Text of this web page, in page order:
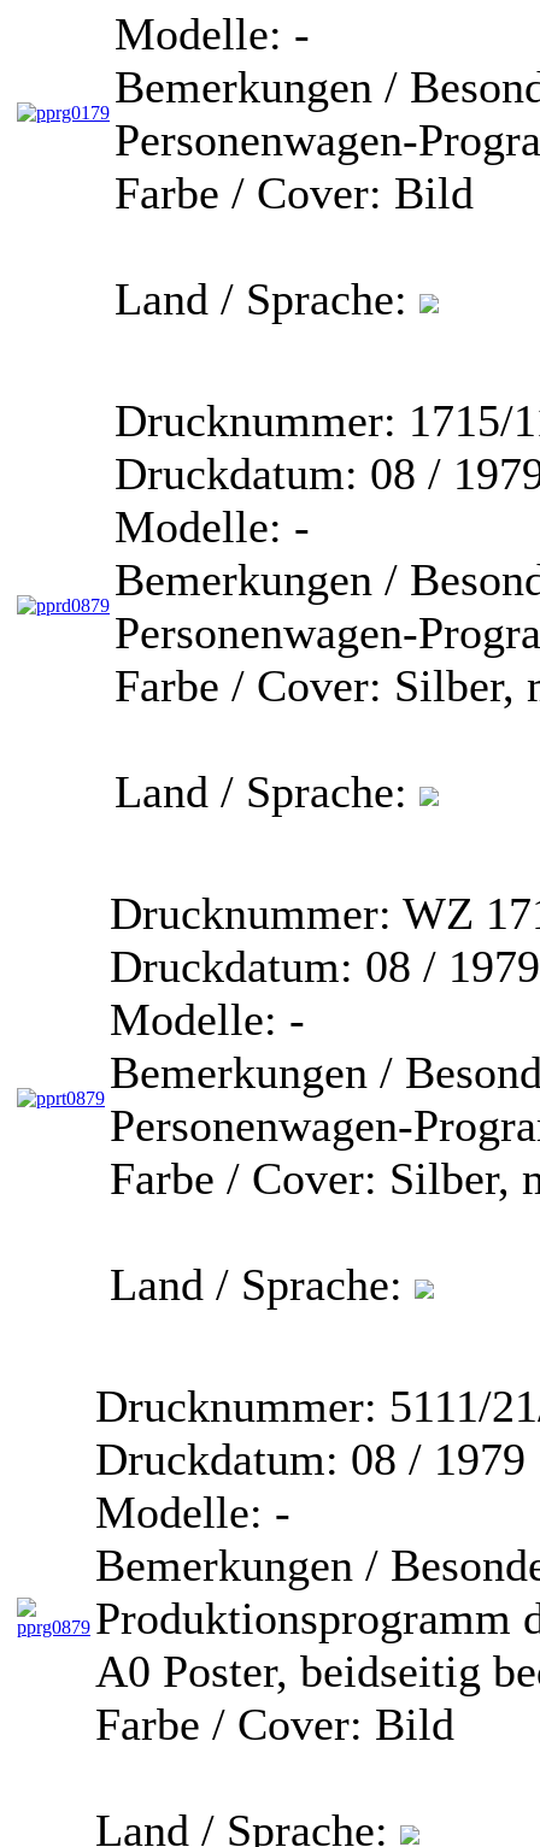
Modelle: -
Bemerkungen /
Personenwagen-
Farbe / Cover: Bild
Land / Sprache:
Drucknummer: 1715/
Druckdatum: 08 /
Modelle: -
Bemerkungen /
Personenwagen-
Farbe / Cover: Silber,
Land / Sprache:
Drucknummer: WZ
Druckdatum: 08 / 1979
Modelle: -
Bemerkungen /
Personenwagen-
Farbe / Cover: Silber,
Land / Sprache:
Drucknummer: 5111/
Druckdatum: 08 / 1979
Modelle: -
Bemerkungen /
Produktionsprogramm
A0 Poster, beidseitig
Farbe / Cover: Bild
Land / Sprache: